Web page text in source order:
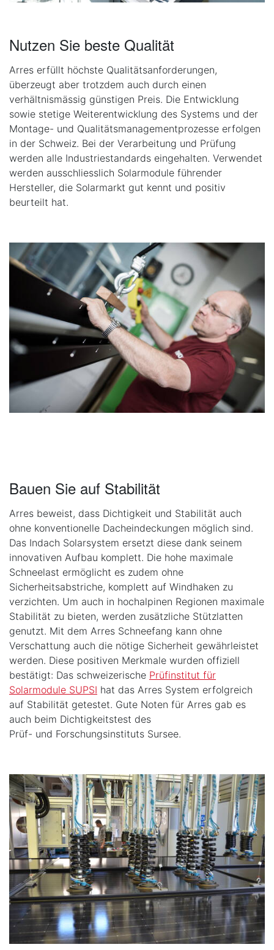
Nutzen Sie beste Qualität
Arres erfüllt höchste Qualitätsanforderungen,
überzeugt aber trotzdem auch durch einen
verhältnismässig günstigen Preis. Die Entwicklung
sowie stetige Weiterentwicklung des Systems und der
Montage- und Qualitätsmanagementprozesse erfolgen
in der Schweiz. Bei der Verarbeitung und Prüfung
werden alle Industriestandards eingehalten. Verwendet
werden ausschliesslich Solarmodule führender
Hersteller, die Solarmarkt gut kennt und positiv
beurteilt hat.
Bauen Sie auf Stabilität
Arres beweist, dass Dichtigkeit und Stabilität auch
ohne konventionelle Dacheindeckungen möglich sind.
Das Indach Solarsystem ersetzt diese dank seinem
innovativen Aufbau komplett. Die hohe maximale
Schneelast ermöglicht es zudem ohne
Sicherheitsabstriche, komplett auf Windhaken zu
verzichten. Um auch in hochalpinen Regionen maximale
Stabilität zu bieten, werden zusätzliche Stützlatten
genutzt. Mit dem Arres Schneefang kann ohne
Verschattung auch die nötige Sicherheit gewährleistet
werden. Diese positiven Merkmale wurden offiziell
bestätigt: Das schweizerische Prüfinstitut für
Solarmodule SUPSI hat das Arres System erfolgreich
auf Stabilität getestet. Gute Noten für Arres gab es
auch beim Dichtigkeitstest des
Prüf- und Forschungsinstituts Sursee.